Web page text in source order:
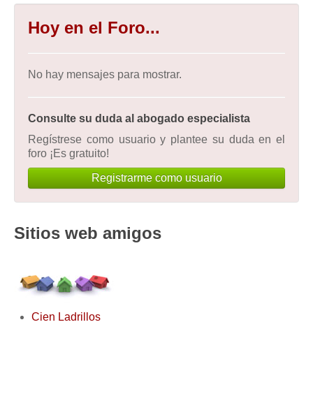
Hoy en el Foro...
No hay mensajes para mostrar.
Consulte su duda al abogado especialista
Regístrese como usuario y plantee su duda en el
foro ¡Es gratuito!
Registrarme como usuario
Sitios web amigos
Cien Ladrillos